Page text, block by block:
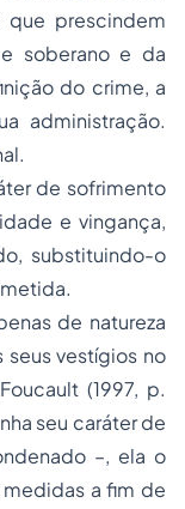
prescindem
soberano e da
do crime, a
administração.
de sofrimento
e vingança,
substituindo-o
de natureza
seus vestígios no
(1997, p.
seu caráter de
–, ela o
a fim de